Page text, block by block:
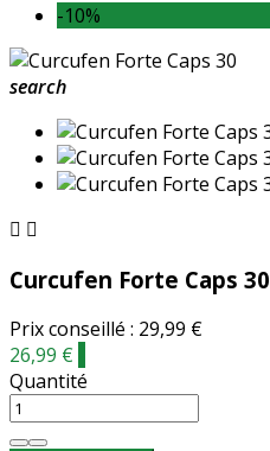
-10%
search
 
Curcufen Forte Caps 30
Prix conseillé : 29,99 €
26,99 €
Quantité